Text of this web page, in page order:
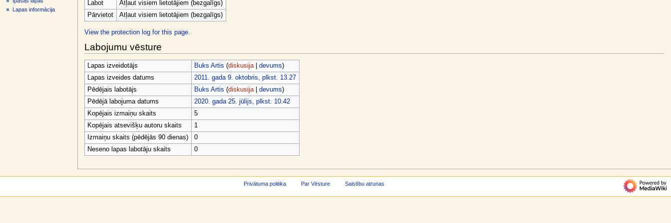
Labot
Atļaut visiem lietotājiem (bezgalīgs)
Pārvietot
Atļaut visiem lietotājiem (bezgalīgs)
View the protection log for this page.
Labojumu vēsture
Lapas izveidotājs Buks Artis (diskusija| devums)
Lapas izveides datums
2011. gada 9. oktobris, plkst. 13.27
Pēdējais labotājs
Buks Artis (diskusija| devums)
Pēdējā labojuma datums
2020. gada 25. jūlijs, plkst. 10.42
Kopējais izmaiņu skaits
5
Kopējais atsevišķu autoru skaits
1
Izmaiņu skaits (pēdējās 90 dienas)
0
Neseno lapas labotāju skaits
0
Lapas informācija
Privātuma politika Par Vēsture Saistību atrunas